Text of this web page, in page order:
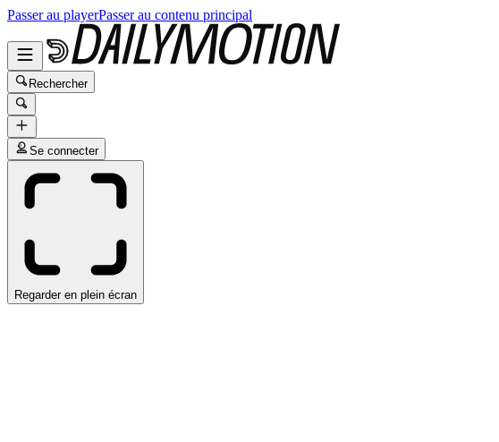
Passer au playerPasser au contenu principal
Rechercher
Se connecter
Regarder en plein écran